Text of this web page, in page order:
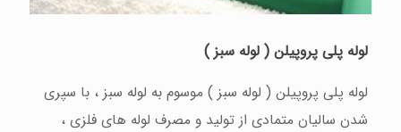
لوله پلی پروپیلن ( لوله سبز )
لوله پلی پروپیلن ( لوله سبز ) موسوم به لوله سبز ، با سپری
شدن سالیان متمادی از تولید و مصرف لوله های فلزی ،